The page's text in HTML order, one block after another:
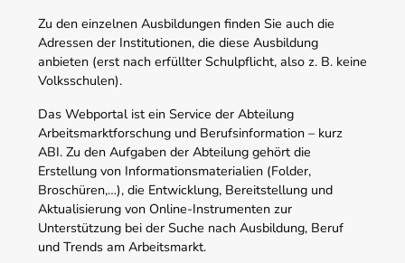
Zu den einzelnen Ausbildungen finden Sie auch die
Adressen der Institutionen, die diese Ausbildung
anbieten (erst nach erfüllter Schulpflicht, also z. B. keine
Volksschulen).
Das Webportal ist ein Service der Abteilung
Arbeitsmarktforschung und Berufsinformation – kurz
ABI. Zu den Aufgaben der Abteilung gehört die
Erstellung von Informationsmaterialien (Folder,
Broschüren,…), die Entwicklung, Bereitstellung und
Aktualisierung von Online-Instrumenten zur
Unterstützung bei der Suche nach Ausbildung, Beruf
und Trends am Arbeitsmarkt.